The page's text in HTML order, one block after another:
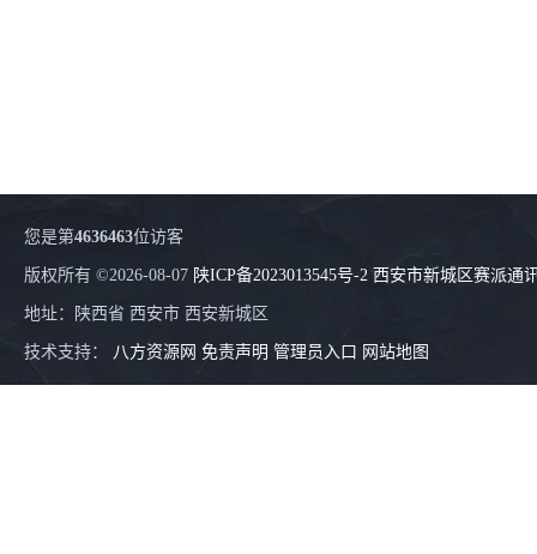
您是第4636463位访客
版权所有 ©2026-08-07 陕ICP备2023013545号-2 西安市新城区赛派通
地址：陕西省 西安市 西安新城区
技术支持： 八方资源网 免责声明 管理员入口 网站地图